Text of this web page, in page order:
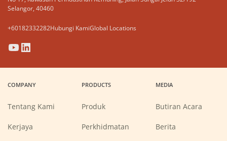
Selangor, 40460
+60182332282Hubungi KamiGlobal Locations
(Opens
in
new
window)
(Opens
in
new
window)
(Opens
in
new
window)
(Opens
in
new
window)
COMPANY
Tentang Kami
Kerjaya
PRODUCTS
Produk
Perkhidmatan
MEDIA
Butiran Acara
Berita